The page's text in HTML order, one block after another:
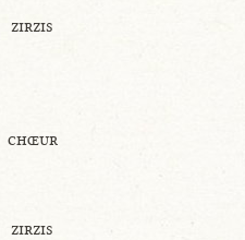
zirzis
chœur
zirzis